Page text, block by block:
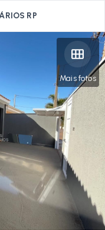
RP
Mais fotos